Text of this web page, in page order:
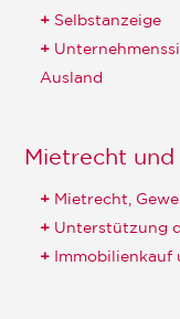
Selbstanzeige
Ausland
Mietrecht
Mietrecht,
Unterstützung
Immobilienkauf